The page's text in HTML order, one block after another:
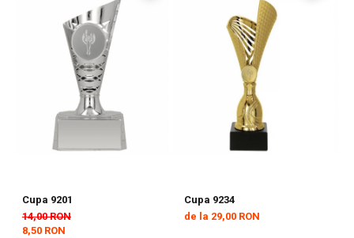
Cupa 9201
14,00 RON
8,50 RON
Cupa 9234
de la 29,00 RON